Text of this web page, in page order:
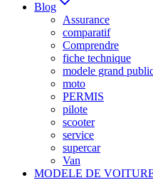
Blog
Assurance
comparatif
Comprendre
fiche technique
modele grand
moto
PERMIS
pilote
scooter
service
supercar
Van
MODELE DE